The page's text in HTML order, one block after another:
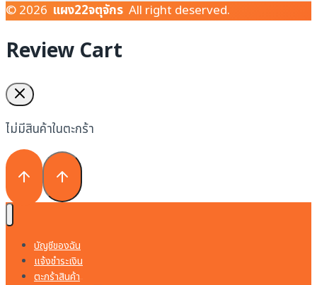
© 2026 แผง22จตุจักร All right deserved.
Review Cart
ไม่มีสินค้าในตะกร้า
บัญชีของฉัน
แจ้งชำระเงิน
ตะกร้าสินค้า